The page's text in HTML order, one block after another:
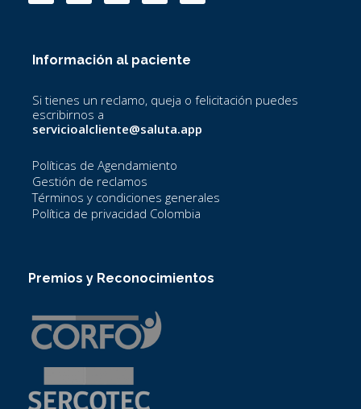
o
f
r
r
e
Información al paciente
Si tienes un reclamo, queja o felicitación puedes
escribirnos a
servicioalcliente@saluta.app
Políticas de Agendamiento
Gestión de reclamos
Términos y condiciones generales
Política de privacidad Colombia
Premios y Reconocimientos